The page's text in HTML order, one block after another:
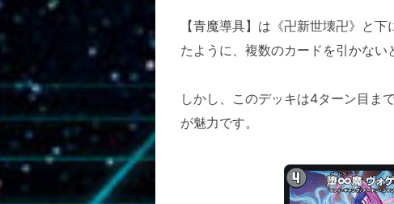
【青魔導具】は《卍新世壊卍》と
たように、複数のカードを引かない
しかし、このデッキは4ターン目ま
が魅力です。